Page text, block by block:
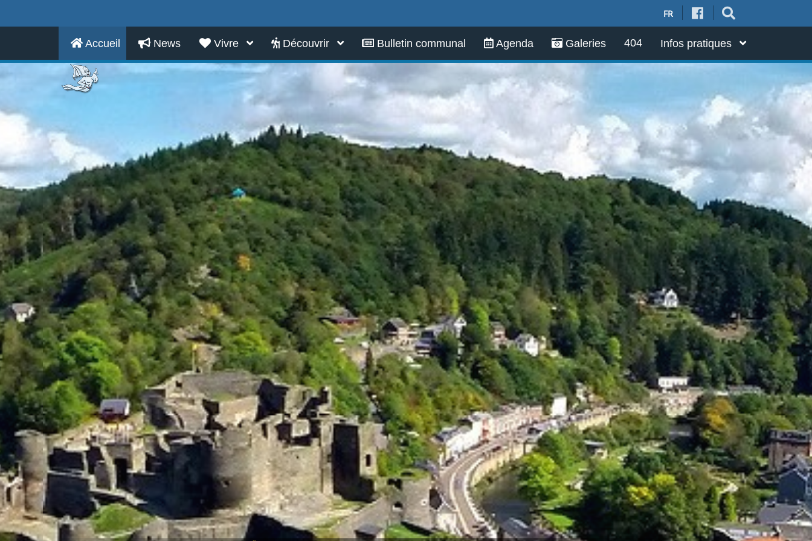
FR
Accueil News Vivre Découvrir Bulletin communal Agenda Galeries 404 Infos pratiques